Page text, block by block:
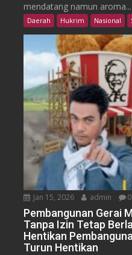
mendatang namun aroma...
Daerah Hukrim Nasional
Jan 15, 2026 admin 0
Pembangunan Gerai
Tanpa Izin Tetap
Hentikan
Turun Hentikan